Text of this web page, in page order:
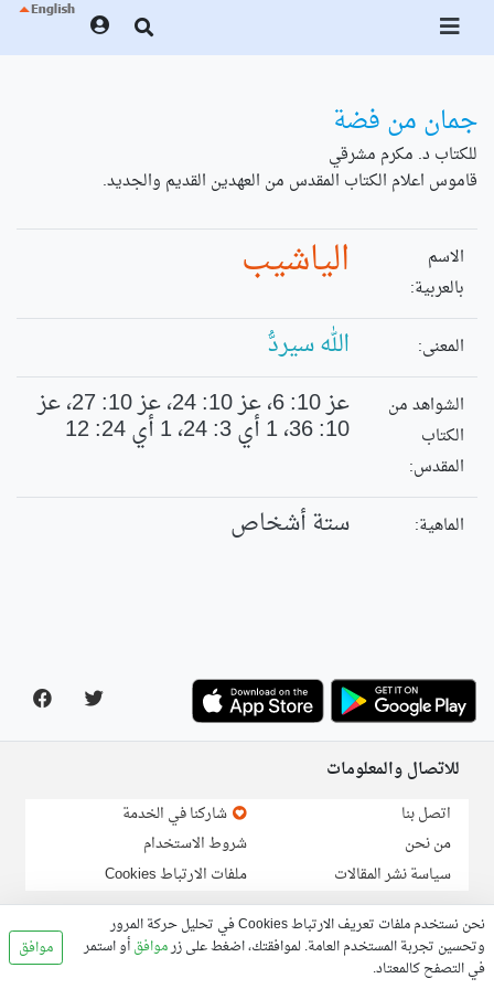
جمان من فضة
للكتاب د. مكرم مشرقي
قاموس اعلام الكتاب المقدس من العهدين القديم والجديد.
الاسم
بالعربية:
الياشيب
المعنى: الله سيردُّ
الشواهد من
الكتاب
المقدس:
عز 10: 6، عز 10: 24، عز 10: 27، عز
10: 36، 1 أي 3: 24، 1 أي 24: 12
الماهية: ستة أشخاص
للاتصال والمعلومات
اتصل بنا
من نحن
سياسة نشر المقالات
شاركنا في الخدمة
شروط الاستخدام
ملفات الارتباط Cookies
لارسال خبر او مقالة: info@linga.orgنحن نستخدم ملفات تعريف الارتباط Cookies في تحليل حركة المرور
وتحسين تجربة المستخدم العامة. لموافقتك، اضغط على زرموافقأو استمر
في التصفح كالمعتاد.
موافق